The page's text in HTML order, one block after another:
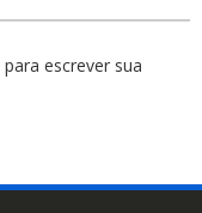
para escrever sua